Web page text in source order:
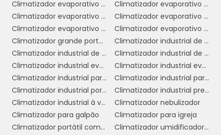
demandam menos cuidados. A limpeza
periódica e a verificação dos componentes
são suficientes para garantir seu
funcionamento eficiente, reduzindo os custos
operacionais a longo prazo.
5. Conforto Térmico:Um climatizador de
teto proporciona uma distribuição uniforme
do ar resfriado, evitando pontos quentes e
frios no ambiente. Isso resulta em um
conforto térmico superior, o que é
Climatizador evaporativo industrial
Climatizador evaporativo industrial portátil
Climatizador evaporativo para academia
Climatizador evaporativo portátil
Climatizador evaporativo portátil preço
Climatizador evaporativo valor
Climatizador grande portátil
Climatizador industrial de ar
Climatizador industrial de parede
Climatizador industrial de parede preço
Climatizador industrial evaporativo
Climatizador industrial evaporativo de ambientes portátil
Climatizador industrial para galpão
Climatizador industrial para igrejas
Climatizador industrial portátil
Climatizador industrial preço
Climatizador industrial à venda
Climatizador nebulizador
Climatizador para galpão
Climatizador para igreja
Climatizador portátil com água
Climatizador umidificador industrial